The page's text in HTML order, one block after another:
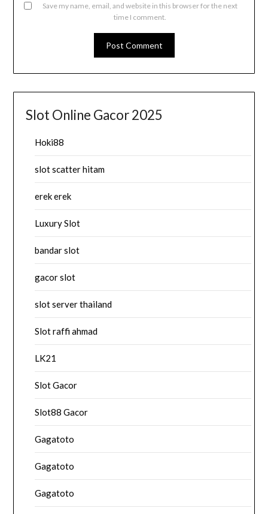
Save my name, email, and website in this browser for the next
time I comment.
Slot Online Gacor 2025
Hoki88
slot scatter hitam
erek erek
Luxury Slot
bandar slot
gacor slot
slot server thailand
Slot raffi ahmad
LK21
Slot Gacor
Slot88 Gacor
Gagatoto
Gagatoto
Gagatoto